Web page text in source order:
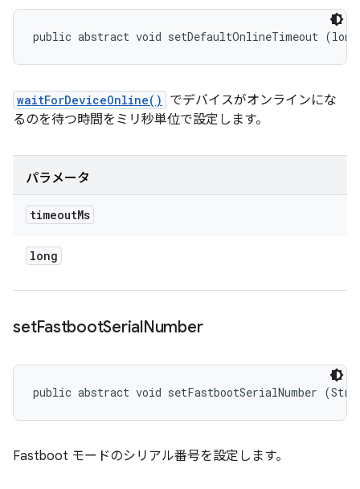
public abstract void setDefaultOnlineTimeout (long
waitForDeviceOnline()
でデバイスがオンラインにな
るのを待つ時間をミリ秒単位で設定します。
パラメータ
timeoutMs
long
setFastbootSerialNumber
public abstract void setFastbootSerialNumber
Fastboot モードのシリアル番号を設定します。